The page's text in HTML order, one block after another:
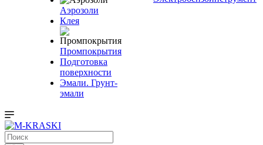
Аэрозоли
Клея
Промпокрытия
Подготовка
поверхности
Эмали. Грунт-
эмали